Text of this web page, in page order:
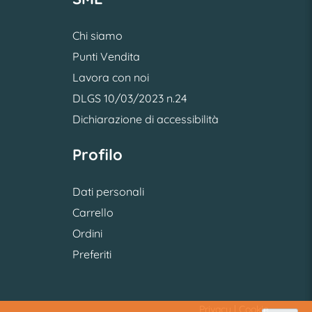
Chi siamo
Punti Vendita
Lavora con noi
DLGS 10/03/2023 n.24
Dichiarazione di accessibilità
Profilo
Dati personali
Carrello
Ordini
Preferiti
Cookie